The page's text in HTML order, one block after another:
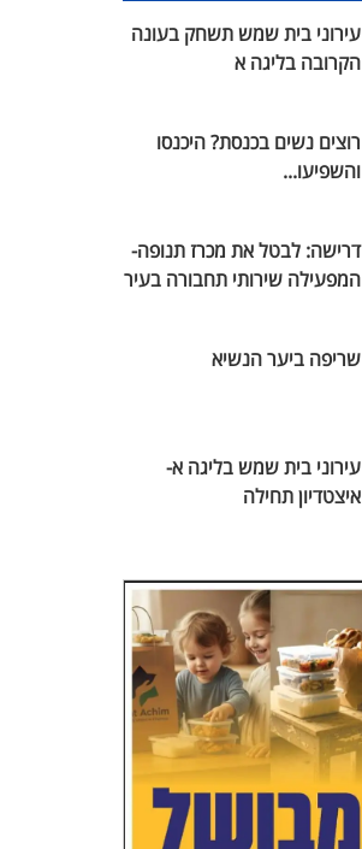
עירוני בית שמש תשחק בעונה
הקרובה בליגה א
רוצים נשים בכנסת? היכנסו
והשפיעו...
דרישה: לבטל את מכרז תנופה-
המפעילה שירותי תחבורה בעיר
שריפה ביער הנשיא
עירוני בית שמש בליגה א-
איצטדיון תחילה